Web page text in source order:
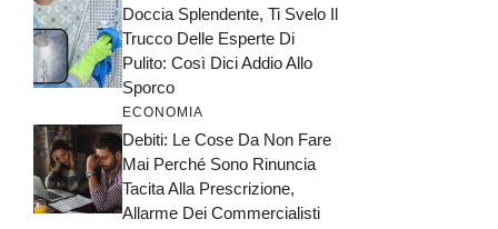
Doccia Splendente, Ti Svelo Il
Trucco Delle Esperte Di
Pulito: Così Dici Addio Allo
Sporco
ECONOMIA
Debiti: Le Cose Da Non Fare
Mai Perché Sono Rinuncia
Tacita Alla Prescrizione,
Allarme Dei Commercialisti